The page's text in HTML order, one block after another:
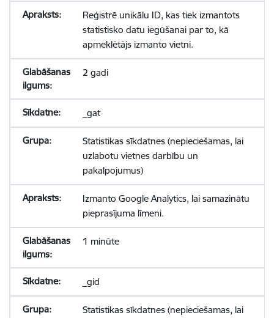
Reģistrē unikālu ID, kas tiek izmantots
statistisko datu iegūšanai par to, kā
apmeklētājs izmanto vietni.
2 gadi
_gat
Statistikas sīkdatnes (nepieciešamas, lai
uzlabotu vietnes darbību un
pakalpojumus)
Izmanto Google Analytics, lai samazinātu
pieprasījuma līmeni.
1 minūte
_gid
Statistikas sīkdatnes (nepieciešamas, lai